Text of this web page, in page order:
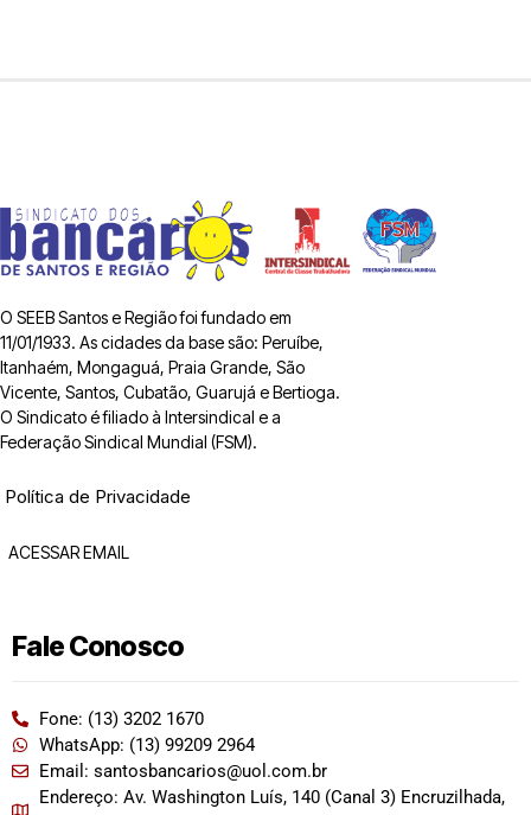
O SEEB Santos e Região foi fundado em
11/01/1933. As cidades da base são: Peruíbe,
Itanhaém, Mongaguá, Praia Grande, São
Vicente, Santos, Cubatão, Guarujá e Bertioga.
O Sindicato é filiado à Intersindical e a
Federação Sindical Mundial (FSM).
Política de Privacidade
ACESSAR EMAIL
Fale Conosco
Fone: (13) 3202 1670
WhatsApp: (13) 99209 2964
Email: santosbancarios@uol.com.br
Endereço: Av. Washington Luís, 140 (Canal 3) Encruzilhada,